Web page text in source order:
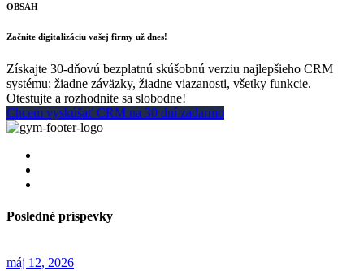
OBSAH
Začnite digitalizáciu vašej firmy už dnes!
Získajte 30-dňovú bezplatnú skúšobnú verziu najlepšieho CRM
systému: žiadne záväzky, žiadne viazanosti, všetky funkcie.
Otestujte a rozhodnite sa slobodne!
Chcem vyskúšať CRM na 30 dní zadarmo
Posledné príspevky
máj 12, 2026